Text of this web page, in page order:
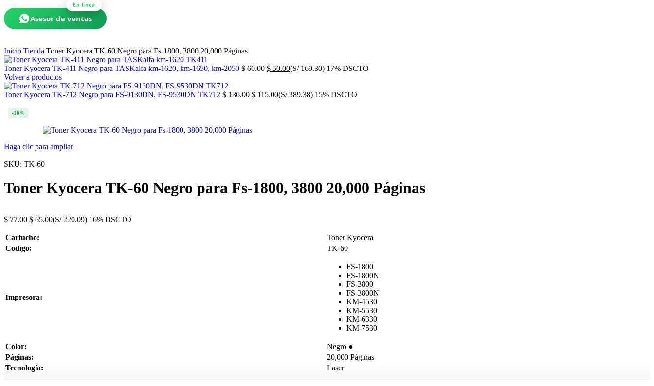
En línea
Asesor de ventas
Inicio Tienda Toner Kyocera TK-60 Negro para Fs-1800, 3800 20,000 Páginas
Toner Kyocera TK-411 Negro para TASKalfa km-1620, km-1650, km-2050 $60.00 $ 50.00(S/ 169.30) 17% DSCTO
Volver a productos
Toner Kyocera TK-712 Negro para FS-9130DN, FS-9530DN TK712 $136.00 $ 115.00(S/ 389.38) 15% DSCTO
-16%
Haga clic para ampliar
SKU: TK-60
Toner Kyocera TK-60 Negro para Fs-1800, 3800 20,000 Páginas
$77.00 $ 65.00(S/ 220.09) 16% DSCTO
Cartucho:
Toner Kyocera
Código:
TK-60
Impresora:
FS-1800
FS-1800N
FS-3800
FS-3800N
KM-4530
KM-5530
KM-6330
KM-7530
Color:
Negro ●
Páginas:
20,000 Páginas
Tecnología:
Laser